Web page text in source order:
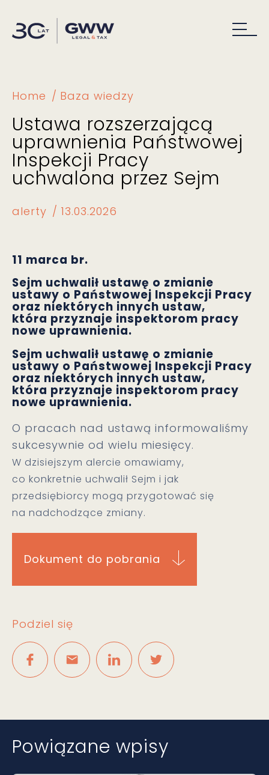
Home Baza wiedzy
Ustawa rozszerzającą
uprawnienia Państwowej
Inspekcji Pracy
uchwalona przez Sejm
alerty 13.03.2026
11 marca br.
Sejm uchwalił ustawę o zmianie
ustawy o Państwowej Inspekcji Pracy
oraz niektórych innych ustaw,
która przyznaje inspektorom pracy
nowe uprawnienia.
Sejm uchwalił ustawę o zmianie
ustawy o Państwowej Inspekcji Pracy
oraz niektórych innych ustaw,
która przyznaje inspektorom pracy
nowe uprawnienia.
O pracach nad ustawą informowaliśmy
sukcesywnie od wielu miesięcy.
W dzisiejszym alercie omawiamy,
co konkretnie uchwalił Sejm i jak
przedsiębiorcy mogą przygotować się
na nadchodzące zmiany.
Dokument do pobrania
Podziel się
Powiązane wpisy